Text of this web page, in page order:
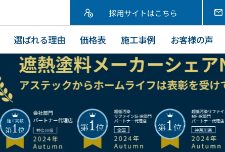
選ばれる理由 価格表 施工事例 お客様の声